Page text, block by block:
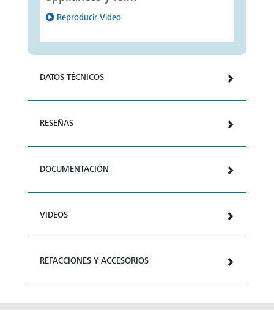
Reproducir Video
DATOS TÉCNICOS
RESEÑAS
DOCUMENTACIÓN
VIDEOS
REFACCIONES Y ACCESORIOS